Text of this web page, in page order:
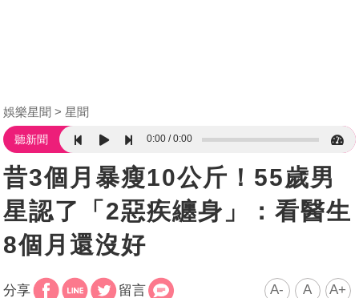
娛樂星聞 星聞
聽新聞 0:00 0:00
昔3個月暴瘦10公斤！55歲男
星認了「2惡疾纏身」：看醫生
8個月還沒好
分享 留言 A- A A+